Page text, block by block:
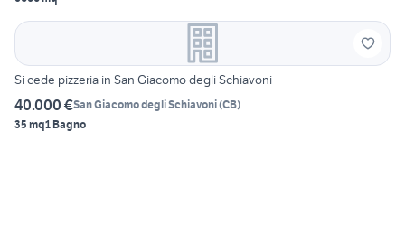
Si cede pizzeria in San Giacomo degli Schiavoni
40.000 €San Giacomo degli Schiavoni(CB)
35 mq1 Bagno